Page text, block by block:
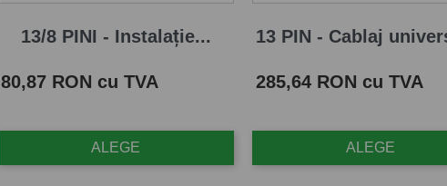
13/8 PINI - Instalație...
Pret
80,87 RON cu TVA
ALEGE
13 PIN - Cablaj
Pret
285,64 RON cu TVA
ALEGE